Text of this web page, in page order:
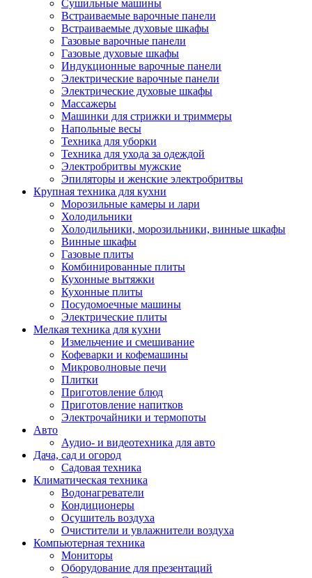
Сушильные машины
Встраиваемые варочные панели
Встраиваемые духовые шкафы
Газовые варочные панели
Газовые духовые шкафы
Индукционные варочные панели
Электрические варочные панели
Электрические духовые шкафы
Массажеры
Машинки для стрижки и триммеры
Напольные весы
Техника для уборки
Техника для ухода за одеждой
Электробритвы мужские
Эпиляторы и женские электробритвы
Крупная техника для кухни
Морозильные камеры и лари
Холодильники
Холодильники, морозильники, винные шкафы
Винные шкафы
Газовые плиты
Комбинированные плиты
Кухонные вытяжки
Кухонные плиты
Посудомоечные машины
Электрические плиты
Мелкая техника для кухни
Измельчение и смешивание
Кофеварки и кофемашины
Микроволновые печи
Плитки
Приготовление блюд
Приготовление напитков
Электрочайники и термопоты
Авто
Аудио- и видеотехника для авто
Дача, сад и огород
Садовая техника
Климатическая техника
Водонагреватели
Кондиционеры
Осушитель воздуха
Очистители и увлажнители воздуха
Компьютерная техника
Мониторы
Оборудование для презентаций